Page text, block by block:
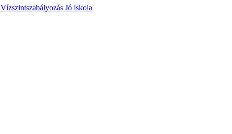
Vízszintszabályozás Jó iskola